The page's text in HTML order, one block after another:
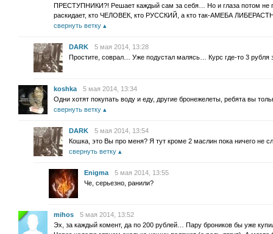
ПРЕСТУПНИКИ?! Решает каждый сам за себя… Но и глаза потом не
раскидает, кто ЧЕЛОВЕК, кто РУССКИЙ, а кто так-АМЕБА
свернуть ветку
DARK
5 мая 2014, 13:28
Простите, соврал… Уже подустал малясь… Курс где-то 3 рубля
koshka
5 мая 2014, 13:34
Одни хотят покупать воду и еду, другие бронежелеты, ребята вы
свернуть ветку
DARK
5 мая 2014, 13:54
Кошка, это Вы про меня? Я тут кроме 2 маслин пока ничего не
свернуть ветку
Enigma
5 мая 2014, 13:55
Че, серьезно, ранили?
mihos
5 мая 2014, 13:52
Эх, за каждый комент, да по 200 рублей… Пару броников бы уже